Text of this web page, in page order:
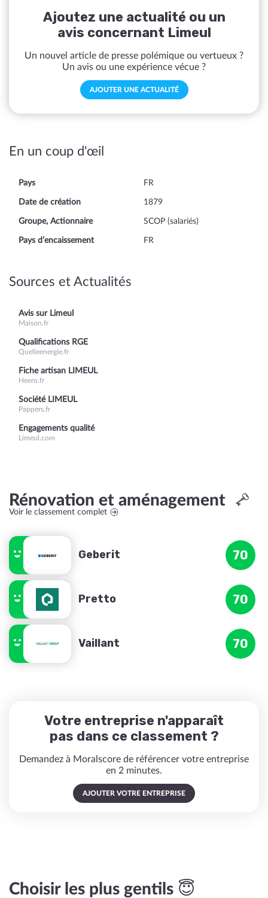
Ajoutez une actualité ou un
avis concernant Limeul
Un nouvel article de presse polémique ou vertueux ?
Un avis ou une expérience vécue ?
AJOUTER UNE ACTUALITÉ
En un coup d'œil
Pays FR
Date de création 1879
Groupe, Actionnaire SCOP (salariés)
Pays d’encaissement FR
Sources et Actualités
Avis sur Limeul
Maison.fr
Qualifications RGE
Quelleenergie.fr
Fiche artisan LIMEUL
Heero.fr
Société LIMEUL
Pappers.fr
Engagements qualité
Limeul.com
Rénovation et aménagement
Voir le classement complet
Geberit 70
Pretto 70
Vaillant 70
Votre entreprise n'apparaît
pas dans ce classement ?
Demandez à Moralscore de référencer votre entreprise
en 2 minutes.
AJOUTER VOTRE ENTREPRISE
Choisir les plus gentils 😇